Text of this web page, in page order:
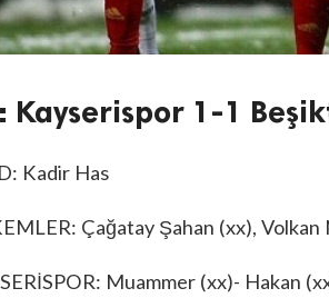
Kayserispor 1-1
Kadir Has
Çağatay Şahan (xx),
Muammer (xx)- Hakan